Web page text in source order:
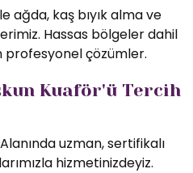
ağda, kaş bıyık alma ve
Hassas bölgeler dahil
profesyonel çözümler.
Kuaför'ü Tercih
Alanında uzman, sertifikalı
hizmetinizdeyiz.